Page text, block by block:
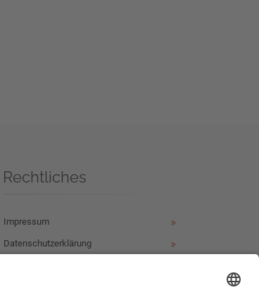
Rechtliches
Impressum
Datenschutzerklärung